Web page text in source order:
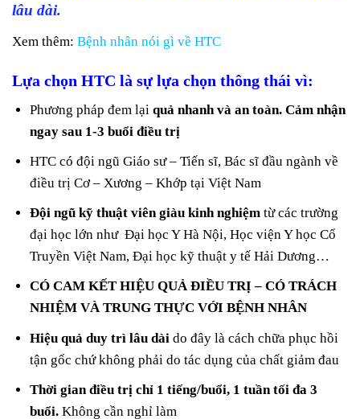
lâu dài.
Xem thêm: Bệnh nhân nói gì về HTC
Lựa chọn HTC là sự lựa chọn thông thái vì:
Phương pháp đem lạiquả nhanh và an toàn. Cảm nhận
ngay sau 1-3 buổi điều trị
HTC có đội ngũ Giáo sư – Tiến sĩ, Bác sĩ đầu ngành về
điều trị Cơ – Xương – Khớp tại Việt Nam
Đội ngũ kỹ thuật viên giàu kinh nghiệm từ các trường
đại học lớn như Đại học Y Hà Nội, Học viện Y học Cổ
Truyền Việt Nam, Đại học kỹ thuật y tế Hải Dương…
CÓ CAM KẾT HIỆU QUẢ ĐIỀU TRỊ – CÓ TRÁCH
NHIỆM VÀ TRUNG THỰC VỚI BỆNH NHÂN
Hiệu quả duy trì lâu dài do đây là cách chữa phục hồi
tận gốc chứ không phải do tác dụng của chất giảm đau
Thời gian điều trị chỉ 1 tiếng/buổi, 1 tuần tối đa 3
buổi. Không cần nghỉ làm